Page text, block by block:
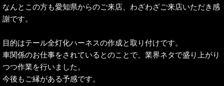
なんとこの方も愛知県からのご来店、わざわざご来店いただき感
謝です。
目的はテール全灯化ハーネスの作成と取り付けです。
車関係のお仕事をされているとのことで、業界ネタで盛り上がり
つつ作業を行いました。
今後もご縁がある予感です。